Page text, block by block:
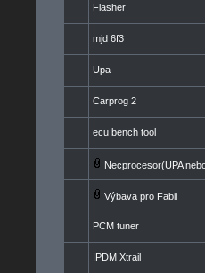
Flasher
mjd 6f3
Upa
Carprog 2
ecu bench tool
Necprocesor(UPA
Výbava pro Fabii
PCM tuner
IPDM Xtrail